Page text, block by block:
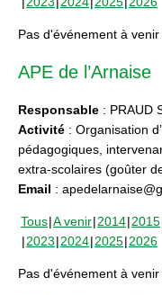
Pas d'événement à venir
APE de l’Arnaise
Responsable : PRAUD
Activité : Organisation
pédagogiques,
extra-scolaires (goûter
Email :
Tous A venir 2014 2015
2023 2024 2025 2026
Pas d'événement à venir